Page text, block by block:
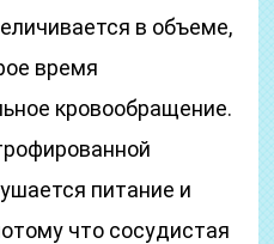
в объеме,
время
кровообращение.
питание и
что сосудистая